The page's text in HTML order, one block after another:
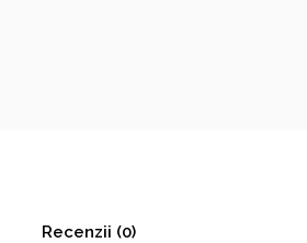
Recenzii (0)